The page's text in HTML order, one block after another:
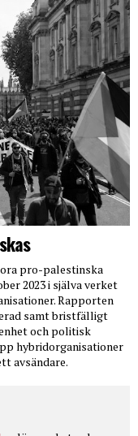
pro-palestinska
2023 i själva verket
Rapporten
samt bristfälligt
och politisk
hybridorganisationer
avsändare.